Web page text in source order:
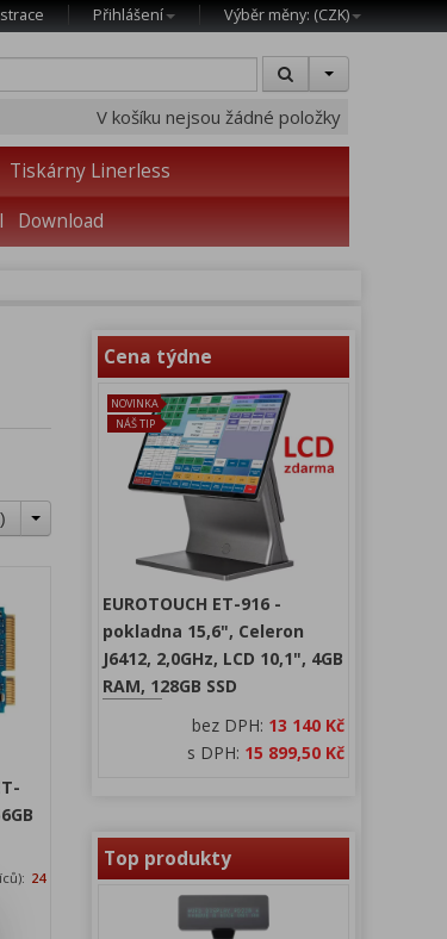
Přihlášení Výběr měny: (CZK)
V košíku nejsou žádné položky
Tiskárny Linerless
Download
)
24
Cena týdne
NOVINKA
NÁŠ TIP
EUROTOUCH ET-916 -
pokladna 15,6", Celeron
J6412, 2,0GHz, LCD 10,1", 4GB
RAM, 128GB SSD
bez DPH: 13 140 Kč
s DPH: 15 899,50 Kč
Top produkty